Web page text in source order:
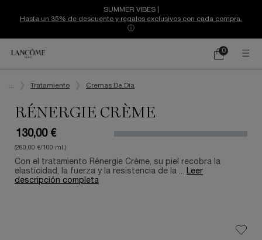
SUMMER VIBES |
Hasta un 35% de descuento y regalos exclusivos con cada compra.
ⓘ
Mi
0
0 producto
Tratamiento Cremas De Día
RÉNERGIE CRÈME
130,00 €
(260,00 €/100 ml.)
Con el tratamiento Rénergie Crème, su piel recobra la
elasticidad, la fuerza y la resistencia de la ... Leer
descripción completa